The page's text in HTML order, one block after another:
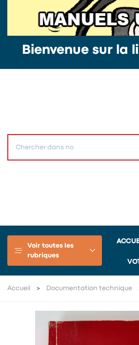
Bienvenue sur la
Voir toutes les
rubriques
Accueil Documentation technique